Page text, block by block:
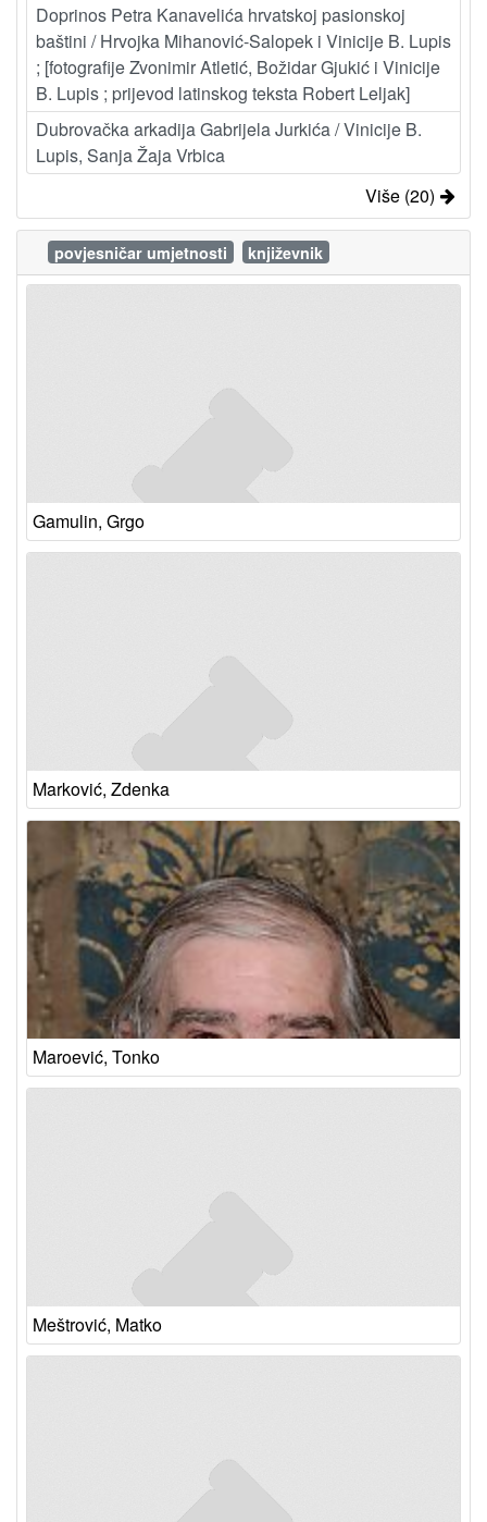
Doprinos Petra Kanavelića hrvatskoj pasionskoj
baštini / Hrvojka Mihanović-Salopek i Vinicije B. Lupis
; [fotografije Zvonimir Atletić, Božidar Gjukić i Vinicije
B. Lupis ; prijevod latinskog teksta Robert Leljak]
Dubrovačka arkadija Gabrijela Jurkića / Vinicije B.
Lupis, Sanja Žaja Vrbica
Više (20)
povjesničar umjetnosti književnik
Gamulin, Grgo
Marković, Zdenka
Maroević, Tonko
Meštrović, Matko